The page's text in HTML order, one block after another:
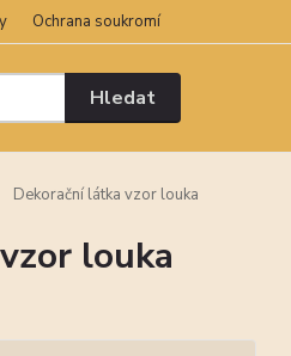
Ochrana soukromí
Hledat
Dekorační látka vzor louka
louka